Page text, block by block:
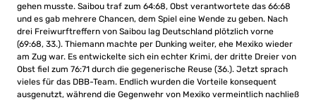
gehen musste. Saibou traf zum 64:68, Obst verantwortete das 66:68
und es gab mehrere Chancen, dem Spiel eine Wende zu geben. Nach
drei Freiwurftreffern von Saibou lag Deutschland plötzlich vorne
(69:68, 33.). Thiemann machte per Dunking weiter, ehe Mexiko wieder
am Zug war. Es entwickelte sich ein echter Krimi, der dritte Dreier von
Obst fiel zum 76:71 durch die gegenerische Reuse (36.). Jetzt sprach
vieles für das DBB-Team. Endlich wurden die Vorteile konsequent
ausgenutzt, während die Gegenwehr von Mexiko vermeintlich nachließ